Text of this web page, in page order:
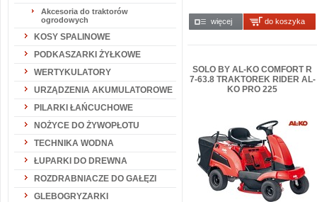
Akcesoria do traktorów
ogrodowych
KOSY SPALINOWE
PODKASZARKI ŻYŁKOWE
WERTYKULATORY
URZĄDZENIA AKUMULATOROWE
PILARKI ŁAŃCUCHOWE
NOŻYCE DO ŻYWOPŁOTU
TECHNIKA WODNA
ŁUPARKI DO DREWNA
ROZDRABNIACZE DO GAŁĘZI
GLEBOGRYZARKI
więcej do koszyka
SOLO BY AL-KO COMFORT R
7-63.8 TRAKTOREK RIDER AL-
KO PRO 225